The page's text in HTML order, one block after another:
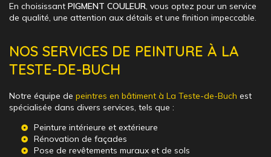
En choisissant PIGMENT COULEUR, vous optez pour un service
de qualité, une attention aux détails et une finition impeccable.
NOS SERVICES DE PEINTURE À LA
TESTE-DE-BUCH
Notre équipe de peintres en bâtiment à La Teste-de-Buch est
spécialisée dans divers services, tels que :
Peinture intérieure et extérieure
Rénovation de façades
Pose de revêtements muraux et de sols